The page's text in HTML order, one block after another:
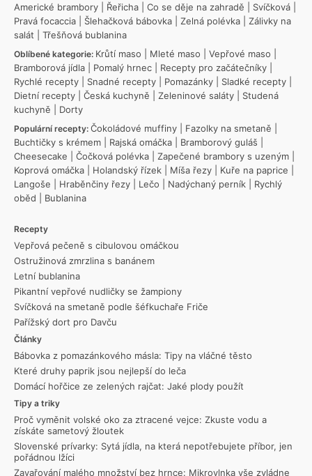
Americké brambory
Řeřicha Co se děje na zahradě Svíčková
Pravá focaccia
Šlehačková bábovka Zelná polévka
Zálivky na
salát
Třešňová bublanina
Oblíbené kategorie: Krůtí maso Mleté maso Vepřové maso
Bramborová jídla
Pomalý hrnec Recepty pro začátečníky
Rychlé recepty
Snadné recepty Pomazánky Sladké recepty
Dietní recepty
Česká kuchyně Zeleninové saláty
Studená
kuchyně
Dorty
Populární recepty: Čokoládové muffiny Fazolky na smetaně
Buchtičky s krémem
Rajská omáčka Bramborový guláš
Cheesecake
Čočková polévka Zapečené brambory s uzeným
Koprová omáčka
Holandský řízek Míša řezy Kuře na paprice
Langoše
Hraběnčiny řezy Lečo Nadýchaný perník
Rychlý
oběd
Bublanina
Recepty
Vepřová pečeně s cibulovou omáčkou
Ostružinová zmrzlina s banánem
Letní bublanina
Pikantní vepřové nudličky se žampiony
Svíčková na smetaně podle šéfkuchaře Friče
Pařížský dort pro Davču
Články
Bábovka z pomazánkového másla: Tipy na vláčné těsto
Které druhy paprik jsou nejlepší do leča
Domácí hořčice ze zelených rajčat: Jaké plody použít
Tipy a triky
Proč vyměnit volské oko za ztracené vejce: Zkuste vodu a
získáte sametový žloutek
Slovenské prívarky: Sytá jídla, na která nepotřebujete příbor, jen
pořádnou lžíci
Zavařování malého množství bez hrnce: Mikrovlnka vše zvládne